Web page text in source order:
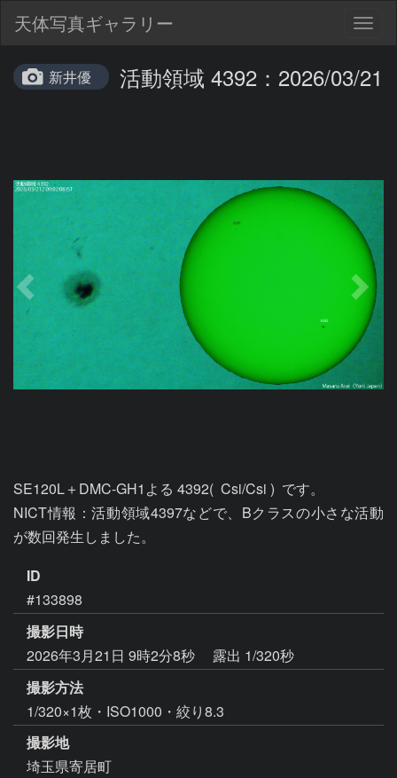
天体写真ギャラリー
新井優 活動領域 4392：2026/03/21
SE120L＋DMC-GH1よる 4392(  Csi/Csi )  です。
NICT情報：活動領域4397などで、Bクラスの小さな活動
が数回発生しました。
ID
#133898
撮影日時
2026年3月21日 9時2分8秒
露出 1/320秒
撮影方法
1/320×1枚・ISO1000・絞り8.3
撮影地
埼玉県寄居町